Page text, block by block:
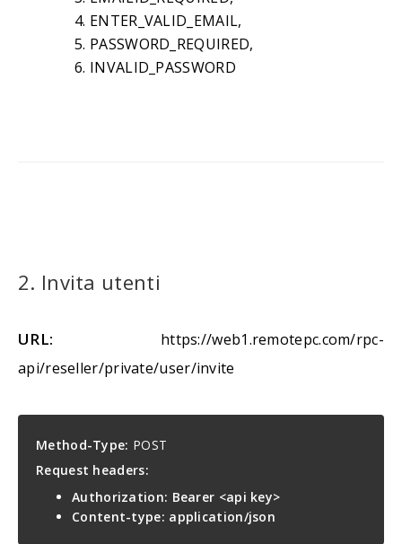
ENTER_VALID_EMAIL,
PASSWORD_REQUIRED,
INVALID_PASSWORD
2. Invita utenti
URL: https://web1.remotepc.com/rpc-
api/reseller/private/user/invite
Method-Type: POST
Request headers:
Authorization: Bearer <api key>
Content-type: application/json